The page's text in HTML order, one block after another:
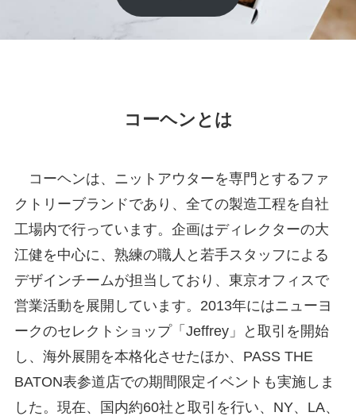
コーヘンとは
コーヘンは、ニットアウターを専門とするファ
クトリーブランドであり、全ての製造工程を自社
工場内で行っています。企画はディレクターの大
江健を中心に、熟練の職人と若手スタッフによる
デザインチームが担当しており、東京オフィスで
営業活動を展開しています。2013年にはニューヨ
ークのセレクトショップ「Jeffrey」と取引を開始
し、海外展開を本格化させたほか、PASS THE
BATON表参道店での期間限定イベントも実施しま
した。現在、国内約60社と取引を行い、NY、LA、